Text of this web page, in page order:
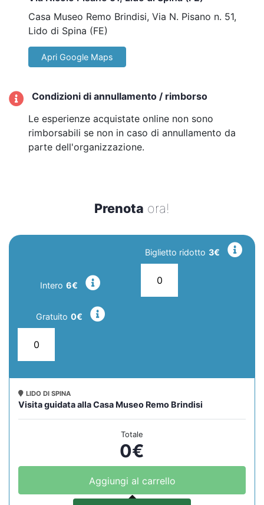
Casa Museo Remo Brindisi, Via N. Pisano n. 51,
Lido di Spina (FE)
Apri Google Maps
Condizioni di annullamento / rimborso
Le esperienze acquistate online non sono
rimborsabili se non in caso di annullamento da
parte dell'organizzazione.
Prenota ora!
Intero 6€
Biglietto ridotto 3€
Gratuito 0€
LIDO DI SPINA
Visita guidata alla Casa Museo Remo Brindisi
Totale
0€
Aggiungi al carrello